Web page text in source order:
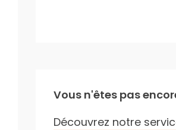
Vous n'êtes pas
Découvrez notre